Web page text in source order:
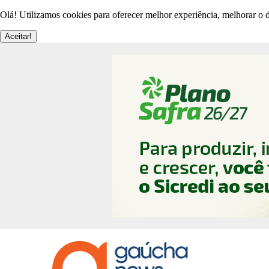
Olá! Utilizamos cookies para oferecer melhor experiência, melhorar o
Aceitar!